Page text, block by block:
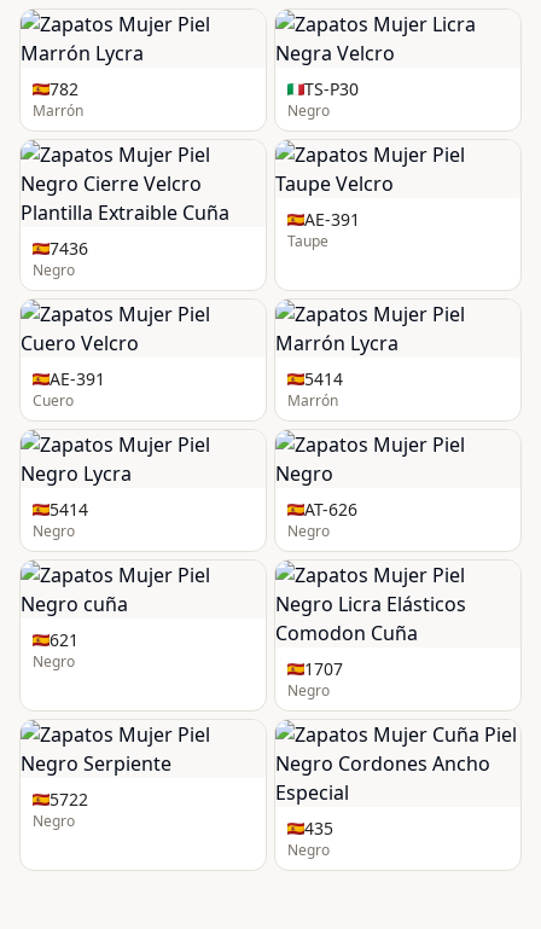
782
Marrón
TS-P30
Negro
7436
Negro
AE-391
Taupe
AE-391
Cuero
5414
Marrón
5414
Negro
AT-626
Negro
621
Negro 1707
Negro
5722
Negro 435
Negro